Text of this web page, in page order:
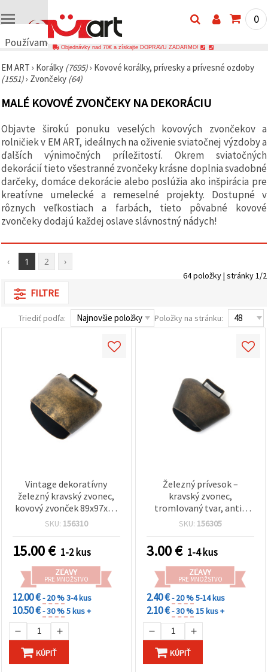
Používame
🍪
Používame
podobné
technológie,
zabezpečili
správne
fungovanie
webovej
stránky,
zlepšili váš
používateľský
zážitok a s
vaším
súhlasom
analyzovali
a
zobrazovali
relevantnejší
obsah a
s pomocou
našich
analytiku a
kliknutím
Nastaveniach
výberom
daného
cookie a
kliknutím
na tlačidlo
Prijať
všetko
Nastavenia
0
Objednávky nad 70€ a získajte DOPRAVU ZADARMO!
EM ART › Korálky (7695)› Kovové korálky, prívesky a prívesné ozdoby
(1551)› Zvončeky (64)
MALÉ KOVOVÉ ZVONČEKY NA DEKORÁCIU
Objavte širokú ponuku veselých kovových zvončekov a
rolničiek v EM ART, ideálnych na oživenie sviatočnej výzdoby a
ďalších výnimočných príležitostí. Okrem sviatočných
dekorácií tieto všestranné zvončeky krásne doplnia svadobné
darčeky, domáce dekorácie alebo poslúžia ako inšpirácia pre
kreatívne umelecké a remeselné projekty. Dostupné v
rôznych veľkostiach a farbách, tieto pôvabné kovové
zvončeky dodajú každej oslave slávnostný nádych!
‹ 1 2 ›
64 položky | stránky 1/2
FILTRE
Triediť podľa: Položky na stránku:
Vintage dekoratívny
železný kravský zvonec,
kovový zvonček 89x97x62
mm, otvor 45 mm,
SKU: 156310
15.00€ 1-2 kus
ZĽAVY
PRE MNOŽSTVO
12.00 €- 20 %3-4 kus
10.50 €- 30 %5 kus +
KÚPIŤ
Železný prívesok –
kravský zvonec,
tromlovaný tvar, antik
bronz, 50x42x32 mm,
SKU: 156305
3.00€ 1-4 kus
ZĽAVY
PRE MNOŽSTVO
2.40 €- 20 %5-14 kus
2.10 €- 30 %15 kus +
KÚPIŤ